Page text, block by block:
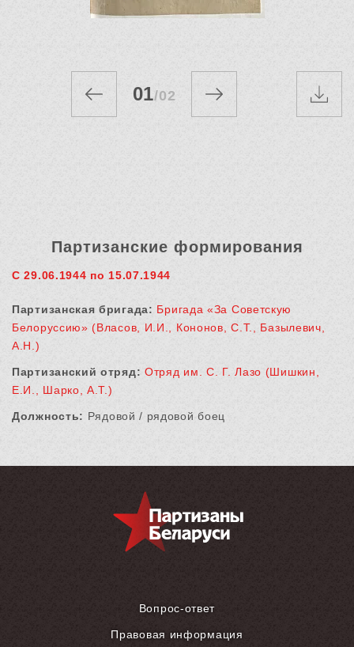
01/02
Партизанские формирования
С 29.06.1944 по 15.07.1944
Партизанская бригада: Бригада «За Советскую
Белоруссию» (Власов, И.И., Кононов, С.Т., Базылевич,
А.Н.)
Партизанский отряд: Отряд им. С. Г. Лазо (Шишкин,
Е.И., Шарко, А.Т.)
Должность: Рядовой / рядовой боец
Вопрос-ответ
Правовая информация